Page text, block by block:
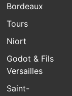
Bordeaux
Tours
Niort
Godot & Fils
Versailles
Saint-